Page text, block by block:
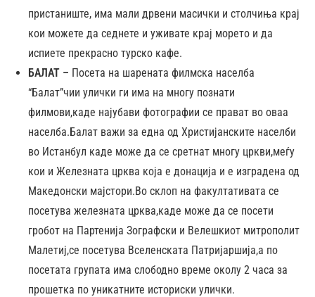
пристаниште, има мали дрвени масички и столчиња крај
кои можете да седнете и уживате крај морето и да
испиете прекрасно турско кафе.
БАЛАТ – Посета на шарената филмска населба
“Балат”чии улички ги има на многу познати
филмови,каде најубави фотографии се прават во оваа
населба.Балат важи за една од Христијанските населби
во Истанбул каде може да се сретнат многу цркви,меѓу
кои и Железната црква која е донација и е изградена од
Македонски мајстори.Во склоп на факултативата се
посетува железната црква,каде може да се посети
гробот на Партенија Зографски и Велешкиот митрополит
Малетиј,се посетува Вселенската Патријаршија,а по
посетата групата има слободно време околу 2 часа за
прошетка по уникатните историски улички.